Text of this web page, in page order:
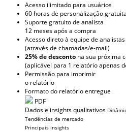
Acesso ilimitado para usuários
60 horas de personalização gratuita
Suporte gratuito de analista
12 meses após a compra
Acesso direto à equipe de analistas
(através de chamadas/e-mail)
25% de desconto na sua próxima
(aplicável para 1 relatório apenas
Permissão para imprimir
o relatório
Formato do relatório entregue
PDF
Dados e insights qualitativos
Tendências de mercado
Principais insights